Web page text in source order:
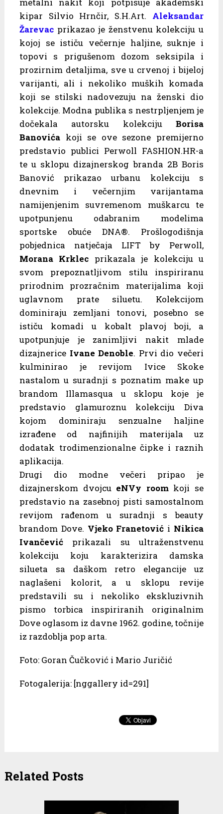
kipar Silvio Hrnčir, S.H.Art. Aleksandar
Žarevacprikazao je ženstvenu kolekciju u
kojoj se ističu večernje haljine, suknje i
topovi s prigušenom dozom seksipila i
prozirnim detaljima, sve u crvenoj i bijeloj
varijanti, ali i nekoliko muških komada
koji se stilski nadovezuju na ženski dio
kolekcije. Modna publika s nestrpljenjem je
dočekala autorsku kolekcijuBorisa
Banovićakoji se ove sezone premijerno
predstavio publici Perwoll FASHION.HR-a
te u sklopu dizajnerskog branda 2B Boris
Banović prikazao urbanu kolekciju s
dnevnim i večernjim varijantama
namijenjenim suvremenom muškarcu te
upotpunjenu odabranim modelima
sportske obuće DNA®. Prošlogodišnja
pobjednica natječaja LIFT by Perwoll,
Morana Krklec prikazala je kolekciju u
svom prepoznatljivom stilu inspiriranu
prirodnim prozračnim materijalima koji
uglavnom prate siluetu. Kolekcijom
dominiraju zemljani tonovi, posebno se
ističu komadi u kobalt plavoj boji, a
upotpunjuje je zanimljivi nakit mlade
dizajnerice Ivane Denoble. Prvi dio večeri
kulminirao je revijom Ivice Skoke
nastalom u suradnji s poznatim make up
brandom Illamasqua u sklopu koje je
predstavio glamuroznu kolekciju Diva
kojom dominiraju senzualne haljine
izrađene od najfinijih materijala uz
dodatak trodimenzionalne čipke i raznih
aplikacija.
Drugi dio modne večeri pripao je
dizajnerskom dvojcu eNVy roomkoji se
predstavio na zasebnoj pisti samostalnom
revijom rađenom u suradnji s beauty
brandom Dove. Vjeko Franetović i Nikica
Ivančevićprikazali su ultraženstvenu
kolekciju koju karakterizira damska
silueta sa daškom retro elegancije uz
naglašeni kolorit, a u sklopu revije
predstavili su i nekoliko ekskluzivnih
pismo torbica inspiriranih originalnim
Dove oglasom iz davne 1962. godine, točnije
iz razdoblja pop arta.
Foto: Goran Čučković i Mario Juričić
Fotogalerija: [nggallery id=291]
Related Posts